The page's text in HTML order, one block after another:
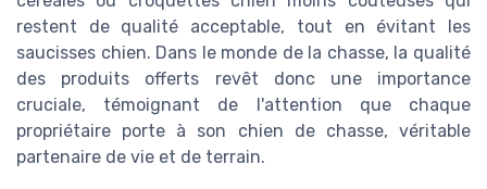
restent de qualité acceptable, tout en évitant les
saucisses chien. Dans le monde de la chasse, la qualité
des produits offerts revêt donc une importance
cruciale, témoignant de l'attention que chaque
propriétaire porte à son chien de chasse, véritable
partenaire de vie et de terrain.